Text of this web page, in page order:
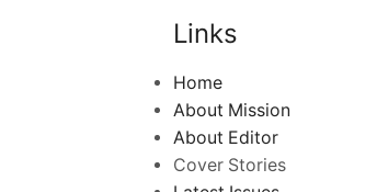
Links
Home
About Mission
About Editor
Cover Stories